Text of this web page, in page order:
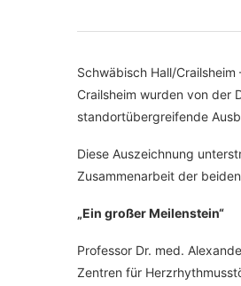
Schwäbisch Hall/
Crailsheim wurden von der
standortübergreifende
Diese Auszeichnung
Zusammenarbeit der
„Ein großer Meilenstein“
Professor Dr. med.
Zentren für